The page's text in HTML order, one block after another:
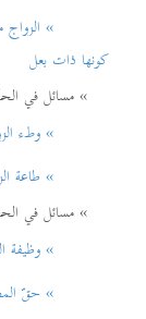
» الزواج من
كونها ذات بعل
» مسائل في
» وطء
» طاعة
» مسائل في
» وظيفة
» حقّ